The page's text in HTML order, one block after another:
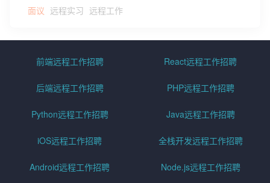
面议 远程实习 远程工作
前端远程工作招聘 React远程工作招聘
后端远程工作招聘 PHP远程工作招聘
Python远程工作招聘 Java远程工作招聘
iOS远程工作招聘 全栈开发远程工作招聘
Android远程工作招聘 Node.js远程工作招聘